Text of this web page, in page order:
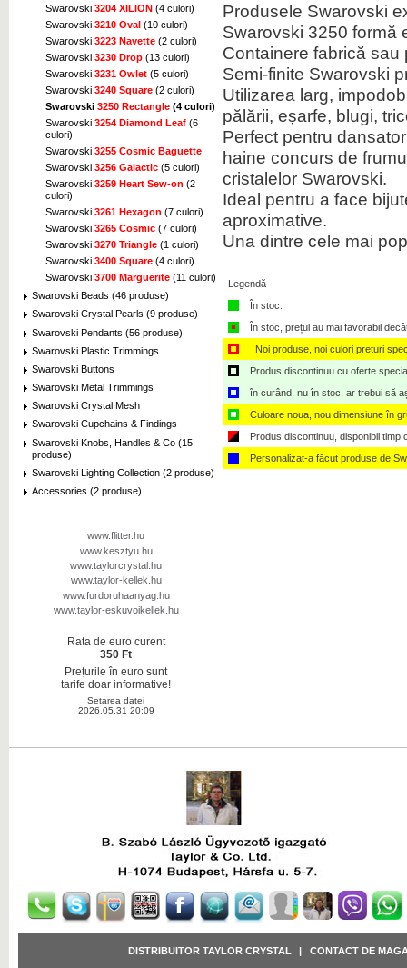
Swarovski 3204 XILION (4 culori)
Swarovski 3210 Oval (10 culori)
Swarovski 3223 Navette (2 culori)
Swarovski 3230 Drop (13 culori)
Swarovski 3231 Owlet (5 culori)
Swarovski 3240 Square (2 culori)
Swarovski 3250 Rectangle (4 culori)
Swarovski 3254 Diamond Leaf (6
culori)
Swarovski 3255 Cosmic Baguette
Swarovski 3256 Galactic (5 culori)
Swarovski 3259 Heart Sew-on (2
culori)
Swarovski 3261 Hexagon (7 culori)
Swarovski 3265 Cosmic (7 culori)
Swarovski 3270 Triangle (1 culori)
Swarovski 3400 Square (4 culori)
Swarovski 3700 Marguerite (11 culori)
Swarovski Beads (46 produse)
Swarovski Crystal Pearls (9 produse)
Swarovski Pendants (56 produse)
Swarovski Plastic Trimmings
Swarovski Buttons
Swarovski Metal Trimmings
Swarovski Crystal Mesh
Swarovski Cupchains & Findings
Swarovski Knobs, Handles & Co (15
produse)
Swarovski Lighting Collection (2 produse)
Accessories (2 produse)
www.flitter.hu
www.kesztyu.hu
www.taylorcrystal.hu
www.taylor-kellek.hu
www.furdoruhaanyag.hu
www.taylor-eskuvoikellek.hu
Rata de euro curent
350 Ft
Prețurile în euro sunt
tarife doar informative!
Setarea datei
2026.05.31 20:09
Produsele Swarovski
Swarovski 3250 formă
Containere fabrică sau
Semi-finite Swarovski
Utilizarea larg,
pălării, eșarfe, blugi,
Perfect pentru
haine concurs de
cristalelor Swarovski.
Ideal pentru a face
aproximative.
Una dintre cele mai
Legendă
În stoc.
În stoc, prețul au mai favorabil
Noi produse, noi culori preturi
Produs discontinuu cu oferte
în curând, nu în stoc, ar trebui să
Culoare noua, nou dimensiune în
Produs discontinuu, disponibil timp
Personalizat-a făcut produse de
DISTRIBUITOR TAYLOR CRYSTAL CONTACT DE